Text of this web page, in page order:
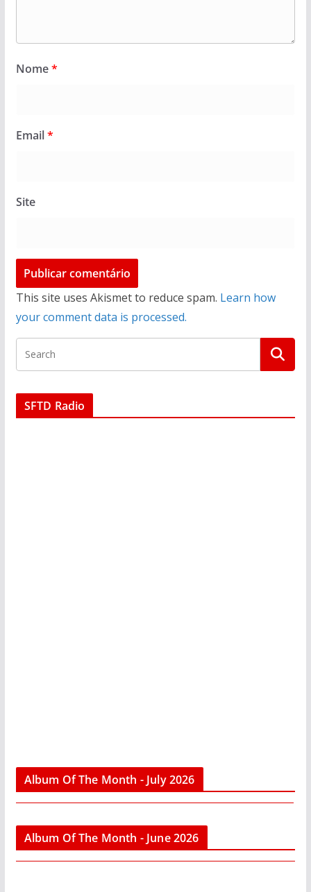
Nome*
Email*
Site
This site uses Akismet to reduce spam. Learn how
your comment data is processed.
SFTD Radio
Album Of The Month - July 2026
Album Of The Month - June 2026